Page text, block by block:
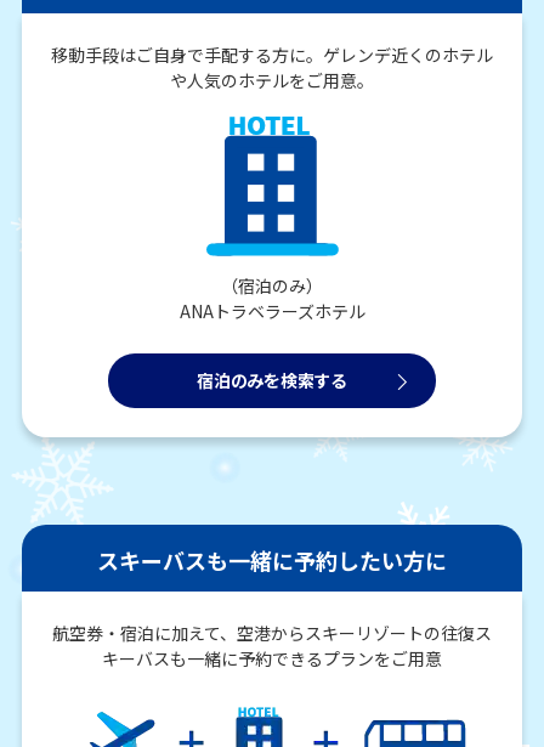
移動手段はご自身で手配する方に。ゲレンデ近くのホテル
や人気のホテルをご用意。
（宿泊のみ）
ANAトラベラーズホテル
宿泊のみを検索する
スキーバスも一緒に予約したい方に
航空券・宿泊に加えて、空港からスキーリゾートの往復ス
キーバスも一緒に予約できるプランをご用意